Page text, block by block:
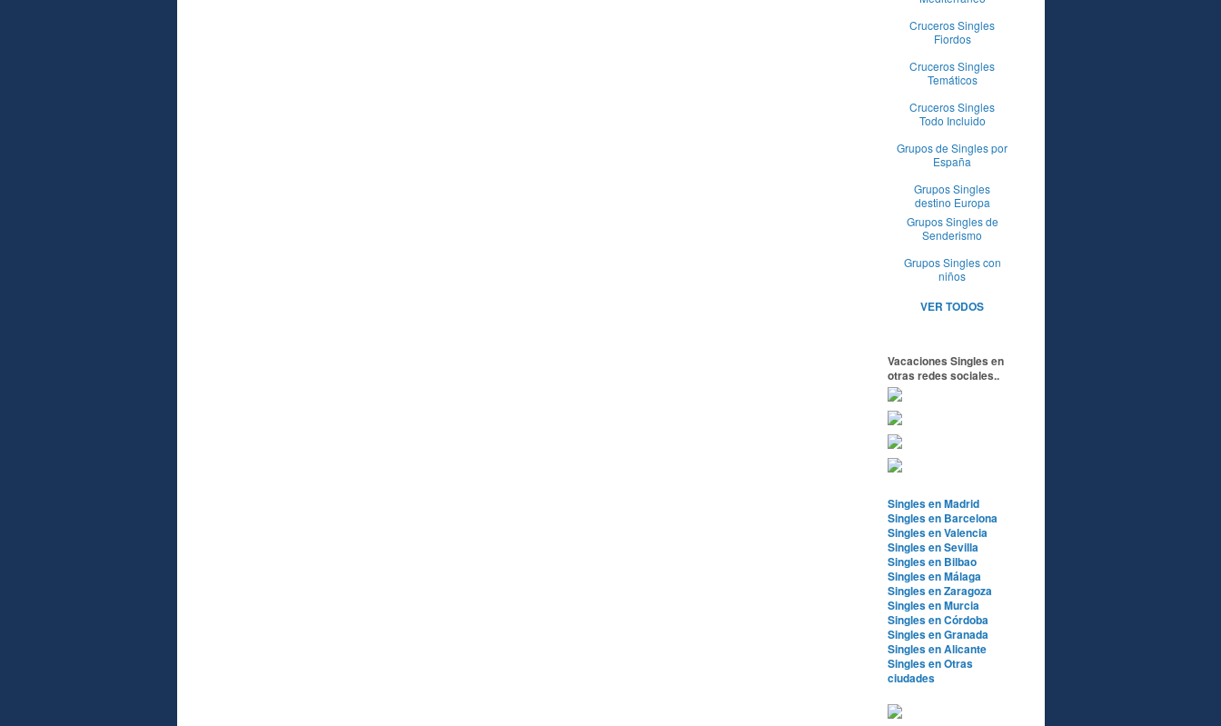
Cruceros Singles
Fiordos
Cruceros Singles
Temáticos
Cruceros Singles
Todo Incluido
Grupos de Singles por
España
Grupos Singles
destino Europa
Grupos Singles de
Senderismo
Grupos Singles con
niños
VER TODOS
Vacaciones Singles en
otras redes sociales..
Singles en Madrid
Singles en Barcelona
Singles en Valencia
Singles en Sevilla
Singles en Bilbao
Singles en Málaga
Singles en Zaragoza
Singles en Murcia
Singles en Córdoba
Singles en Granada
Singles en Alicante
Singles en Otras
ciudades